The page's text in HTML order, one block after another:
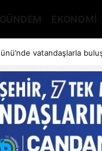
vatandaşlarla